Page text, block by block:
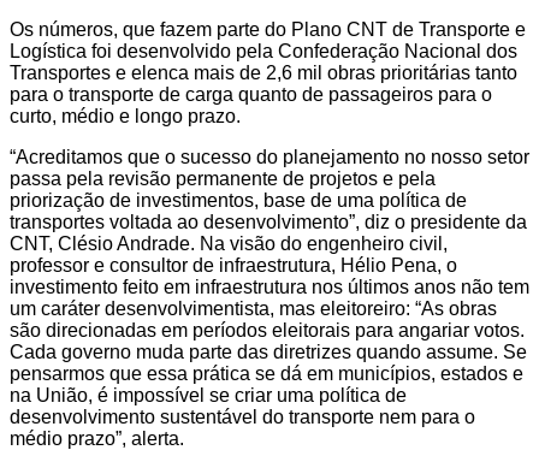
Os números, que fazem parte do Plano CNT de Transporte e
Logística foi desenvolvido pela Confederação Nacional dos
Transportes e elenca mais de 2,6 mil obras prioritárias tanto
para o transporte de carga quanto de passageiros para o
curto, médio e longo prazo.
“Acreditamos que o sucesso do planejamento no nosso setor
passa pela revisão permanente de projetos e pela
priorização de investimentos, base de uma política de
transportes voltada ao desenvolvimento”, diz o presidente da
CNT, Clésio Andrade. Na visão do engenheiro civil,
professor e consultor de infraestrutura, Hélio Pena, o
investimento feito em infraestrutura nos últimos anos não tem
um caráter desenvolvimentista, mas eleitoreiro: “As obras
são direcionadas em períodos eleitorais para angariar votos.
Cada governo muda parte das diretrizes quando assume. Se
pensarmos que essa prática se dá em municípios, estados e
na União, é impossível se criar uma política de
desenvolvimento sustentável do transporte nem para o
médio prazo”, alerta.